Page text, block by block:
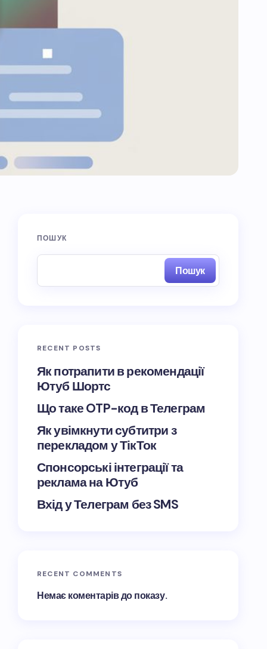
ПОШУК
Пошук
RECENT POSTS
Як потрапити в рекомендації
Ютуб Шортс
Що таке OTP-код в Телеграм
Як увімкнути субтитри з
перекладом у ТікТок
Спонсорські інтеграції та
реклама на Ютуб
Вхід у Телеграм без SMS
RECENT COMMENTS
Немає коментарів до показу.